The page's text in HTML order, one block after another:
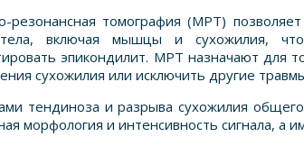
резонансная томография (МРТ)
включая мышцы и сухожилия,
эпикондилит. МРТ назначают для
сухожилия или исключить другие
тендиноза и разрыва сухожилия
морфология и интенсивность сигнала, а